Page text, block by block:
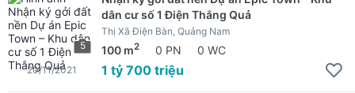
5
dân cư số 1 Điện Thắng Quả
Thị Xã Điện Bàn, Quảng Nam
100 m2 0 PN 0 WC
1 tỷ 700 triệu
20/11/2021